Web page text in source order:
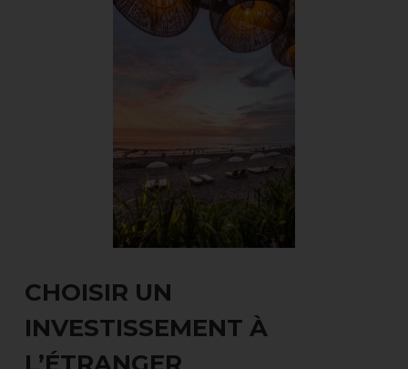
CHOISIR UN
INVESTISSEMENT À